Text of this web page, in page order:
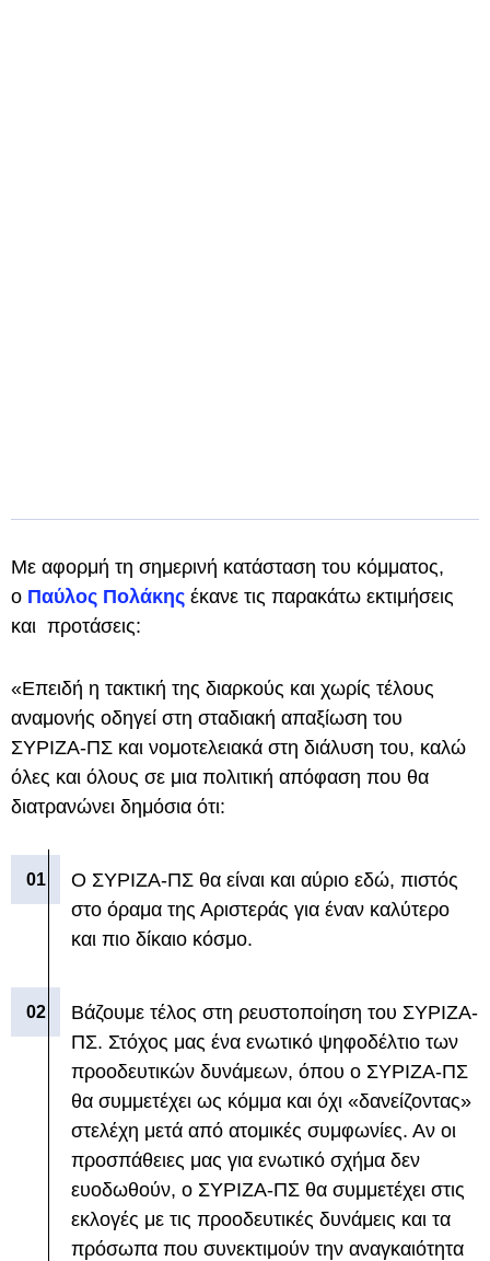
Με αφορμή τη σημερινή κατάσταση του κόμματος,
ο Παύλος Πολάκης έκανε τις παρακάτω εκτιμήσεις
και προτάσεις:
«Επειδή η τακτική της διαρκούς και χωρίς τέλους
αναμονής οδηγεί στη σταδιακή απαξίωση του
ΣΥΡΙΖΑ-ΠΣ και νομοτελειακά στη διάλυση του, καλώ
όλες και όλους σε μια πολιτική απόφαση που θα
διατρανώνει δημόσια ότι:
Ο ΣΥΡΙΖΑ-ΠΣ θα είναι και αύριο εδώ, πιστός
στο όραμα της Αριστεράς για έναν καλύτερο
και πιο δίκαιο κόσμο.
Βάζουμε τέλος στη ρευστοποίηση του ΣΥΡΙΖΑ-
ΠΣ. Στόχος μας ένα ενωτικό ψηφοδέλτιο των
προοδευτικών δυνάμεων, όπου ο ΣΥΡΙΖΑ-ΠΣ
θα συμμετέχει ως κόμμα και όχι «δανείζοντας»
στελέχη μετά από ατομικές συμφωνίες. Αν οι
προσπάθειες μας για ενωτικό σχήμα δεν
ευοδωθούν, ο ΣΥΡΙΖΑ-ΠΣ θα συμμετέχει στις
εκλογές με τις προοδευτικές δυνάμεις και τα
πρόσωπα που συνεκτιμούν την αναγκαιότητα